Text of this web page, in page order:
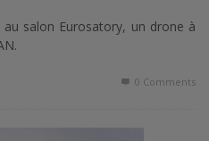
salon Eurosatory, un drone à
0 Comments